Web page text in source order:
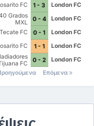
FC 1 - 3
London FC
Grados
MXL
0 - 4
London FC
Tecate FC
0 - 1
London FC
FC
1 - 1
London FC
FC
0 - 2
London FC
Επόμενα